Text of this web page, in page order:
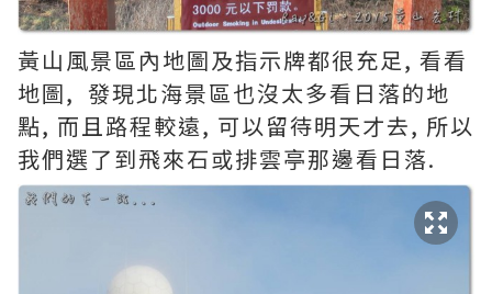
黃山風景區內地圖及指示牌都很充足, 看看
地圖, 發現北海景區也沒太多看日落的地
點, 而且路程較遠, 可以留待明天才去, 所以
我們選了到飛來石或排雲亭那邊看日落.